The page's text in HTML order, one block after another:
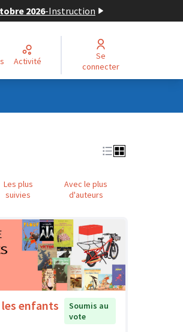
2026-Instruction
Activité
Se
connecter
Les plus
suivies
Avec le plus
d'auteurs
les enfants
Soumis au
vote